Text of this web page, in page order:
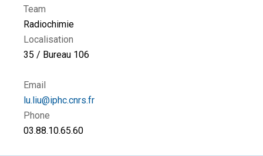
Team
Radiochimie
Localisation
35 / Bureau 106
Email
lu.liu@iphc.cnrs.fr
Phone
03.88.10.65.60